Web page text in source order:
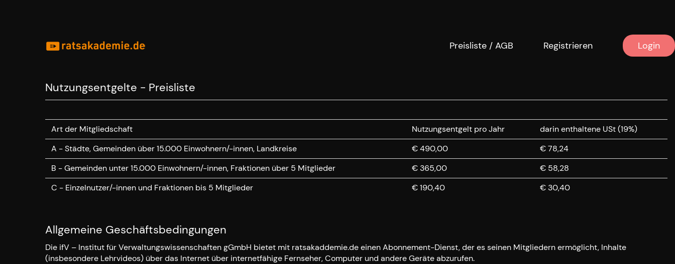
Preisliste / AGB Registrieren Login
Nutzungsentgelte - Preisliste
Art der Mitgliedschaft Nutzungsentgelt pro Jahr
darin enthaltene USt (19%)
A - Städte, Gemeinden über 15.000 Einwohnern/-innen, Landkreise
€ 490,00
€ 78,24
B - Gemeinden unter 15.000 Einwohnern/-innen, Fraktionen über 5 Mitglieder
€ 365,00
€ 58,28
C - Einzelnutzer/-innen und Fraktionen bis 5 Mitglieder
€ 190,40 € 30,40
Allgemeine Geschäftsbedingungen
Die ifV – Institut für Verwaltungswissenschaften gGmbH bietet mit ratsakaddemie.de einen Abonnement-Dienst, der es seinen Mitgliedern ermöglicht, Inhalte
(insbesondere Lehrvideos) über das Internet über internetfähige Fernseher, Computer und andere Geräte abzurufen.